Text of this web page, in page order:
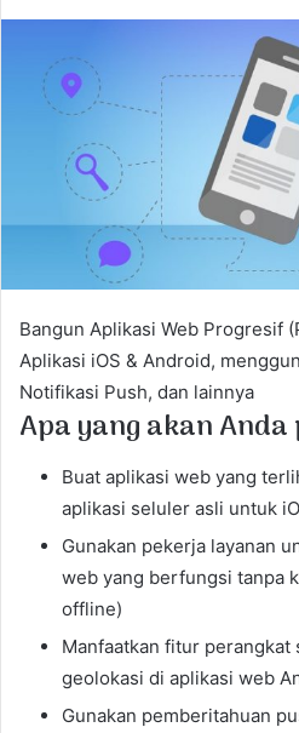
a
n
e
m
a
i
l
Bangun Aplikasi Web Progresif
Aplikasi iOS & Android,
Notifikasi Push, dan lainnya
Apa yang akan
Buat aplikasi web yang
aplikasi seluler asli untuk
Gunakan pekerja layanan
web yang berfungsi tanpa
offline)
Manfaatkan fitur perangkat
geolokasi di aplikasi web
Gunakan pemberitahuan